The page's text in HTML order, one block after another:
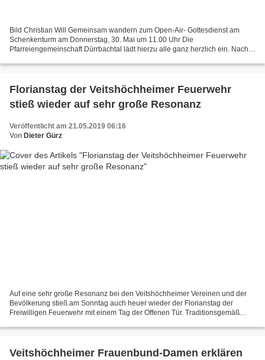
Bild Christian Will Gemeinsam wandern zum Open-Air- Gottesdienst am
Schenkenturm am Donnerstag, 30. Mai um 11.00 Uhr Die
Pfarreiengemeinschaft Dürrbachtal lädt hierzu alle ganz herzlich ein. Nach
Florianstag der Veitshöchheimer Feuerwehr
stieß wieder auf sehr große Resonanz
Veröffentlicht am 21.05.2019 06:16
Von Dieter Gürz
Auf eine sehr große Resonanz bei den Veitshöchheimer Vereinen und der
Bevölkerung stieß am Sonntag auch heuer wieder der Florianstag der
Freiwilligen Feuerwehr mit einem Tag der Offenen Tür. Traditionsgemäß
Veitshöchheimer Frauenbund-Damen erklären